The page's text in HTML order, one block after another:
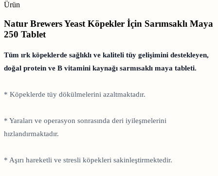
Ürün
Natur Brewers Yeast Köpekler İçin Sarımsaklı Maya
250 Tablet
Tüm ırk köpeklerde sağlıklı ve kaliteli tüy gelişimini destekleyen,
doğal protein ve B vitamini kaynağı sarmısaklı maya tableti.
* Köpeklerde tüy dökülmelerini azaltmaktadır.
* Yaraları ve operasyon sonrasında deri iyileşmelerini
hızlandırmaktadır.
* Aşırı hareketli ve stresli köpekleri sakinleştirmektedir.